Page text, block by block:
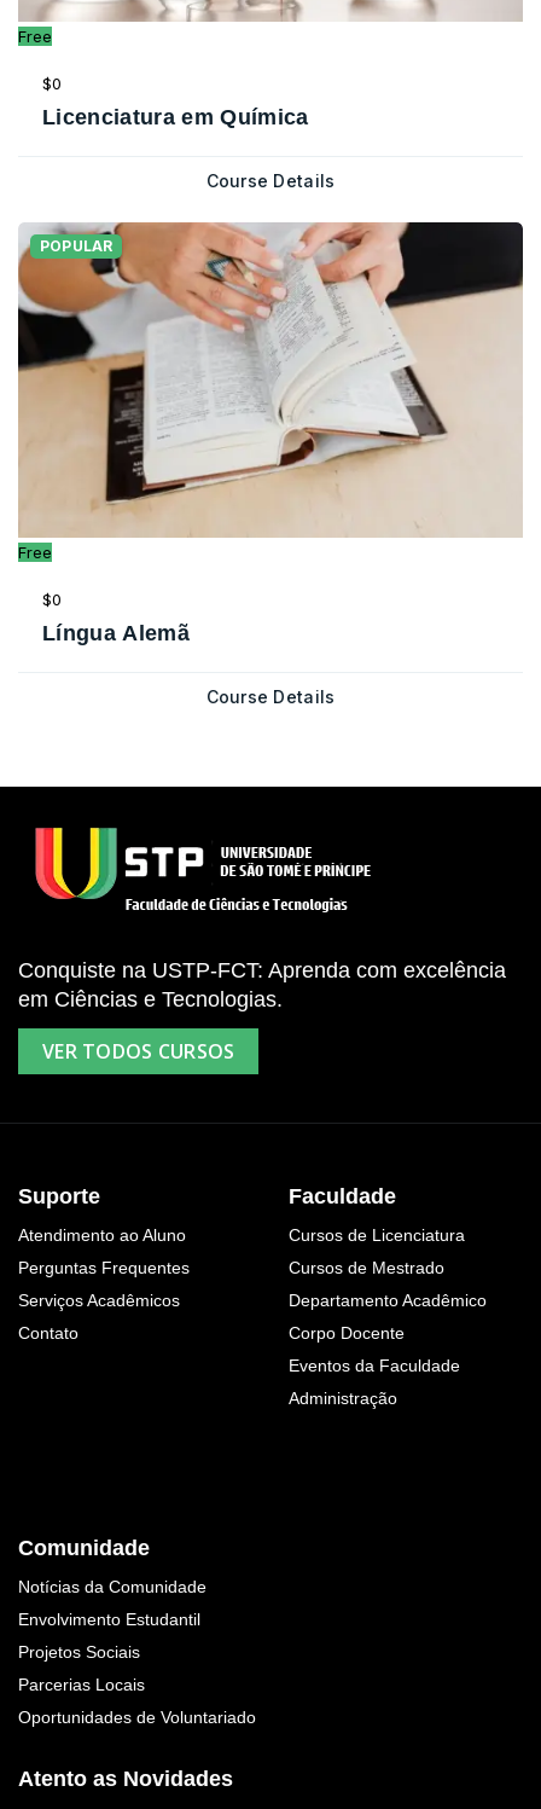
Free
$0
Licenciatura em Química
Course Details
Free
POPULAR
$0
Língua Alemã
Course Details
Conquiste na USTP-FCT: Aprenda com excelência
em Ciências e Tecnologias.
VER TODOS CURSOS
Suporte
Atendimento ao Aluno
Perguntas Frequentes
Serviços Acadêmicos
Contato
Faculdade
Cursos de Licenciatura
Cursos de Mestrado
Departamento Acadêmico
Corpo Docente
Eventos da Faculdade
Administração
Comunidade
Notícias da Comunidade
Envolvimento Estudantil
Projetos Sociais
Parcerias Locais
Oportunidades de Voluntariado
Atento as Novidades